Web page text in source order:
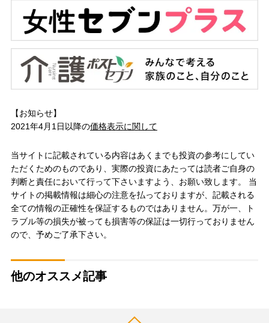
【お知らせ】
2021年4月1日以降の価格表示に関して
当サイトに記載されている内容はあくまでも投資の参考にしてい
ただくためのものであり、実際の投資にあたっては読者ご自身の
判断と責任において行って下さいますよう、お願い致します。 当
サイトの掲載情報は細心の注意を払っておりますが、記載される
全ての情報の正確性を保証するものではありません。万が一、ト
ラブル等の損失が被っても損害等の保証は一切行っておりません
ので、予めご了承下さい。
他のオススメ記事